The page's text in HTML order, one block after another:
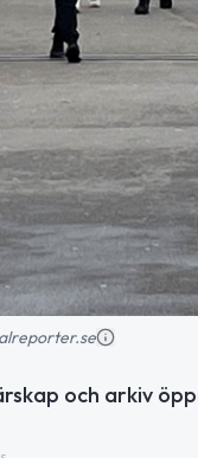
och arkiv